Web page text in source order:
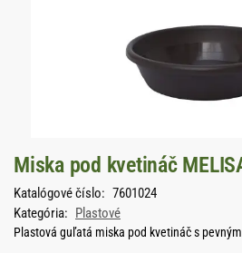
Miska pod kvetináč
Katalógové číslo: 7601024
Kategória: Plastové
Plastová guľatá miska pod kvetináč s